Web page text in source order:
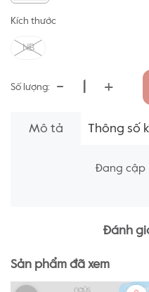
Kích thước
NB
Số lượng: - +
Mô tả Thông số
Đang cập
Đánh
Sản phẩm đã xem